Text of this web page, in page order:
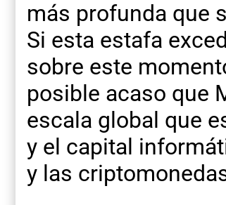
más profunda que
Si esta estafa
sobre este
posible acaso que
escala global que
y el capital
y las